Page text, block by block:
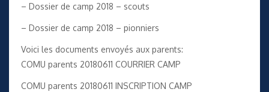
– Dossier de camp 2018 – scouts
– Dossier de camp 2018 – pionniers
Voici les documents envoyés aux parents:
COMU parents 20180611 COURRIER CAMP
COMU parents 20180611 INSCRIPTION CAMP